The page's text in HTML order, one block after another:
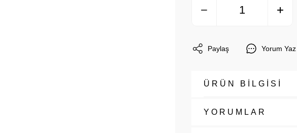
Paylaş Yorum Yaz
ÜRÜN BİLGİSİ
YORUMLAR